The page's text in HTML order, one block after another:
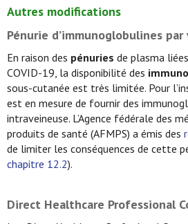
Autres modifications
Pénurie d’immunoglobulines
En raison des pénuries de plasma
COVID-19, la disponibilité des
sous-cutanée est très limitée. Pour
est en mesure de fournir des
intraveineuse. L’Agence fédérale des
produits de santé (AFMPS) a émis des
de limiter les conséquences de cette
chapitre 12.2).
Direct Healthcare Professional